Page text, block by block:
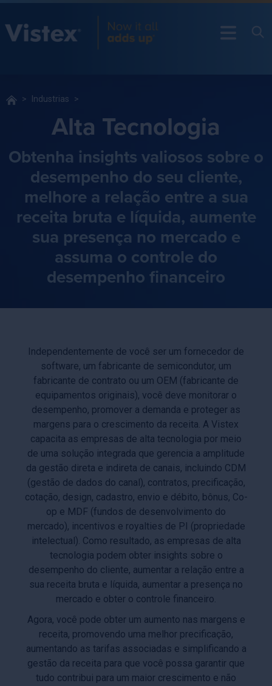
Industrias
Alta Tecnologia
Obtenha insights valiosos sobre o
desempenho do seu cliente,
melhore a relação entre a sua
receita bruta e líquida, aumente
sua presença no mercado e
assuma o controle do
desempenho financeiro
Independentemente de você ser um fornecedor de
software, um fabricante de semicondutor, um
fabricante de contrato ou um OEM (fabricante de
equipamentos originais), você deve monitorar o
desempenho, promover a demanda e proteger as
margens para o crescimento da receita. A Vistex
capacita as empresas de alta tecnologia por meio
de uma solução integrada que gerencia a amplitude
da gestão direta e indireta de canais, incluindo CDM
(gestão de dados do canal), contratos, precificação,
cotação, design, cadastro, envio e débito, bônus, Co-
op e MDF (fundos de desenvolvimento do
mercado), incentivos e royalties de PI (propriedade
intelectual). Como resultado, as empresas de alta
tecnologia podem obter insights sobre o
desempenho do cliente, aumentar a relação entre a
sua receita bruta e líquida, aumentar a presença no
mercado e obter o controle financeiro.
Agora, você pode obter um aumento nas margens e
receita, promovendo uma melhor precificação,
aumentando as tarifas associadas e simplificando a
gestão da receita para que você possa garantir que
tudo contribui para um maior crescimento e não